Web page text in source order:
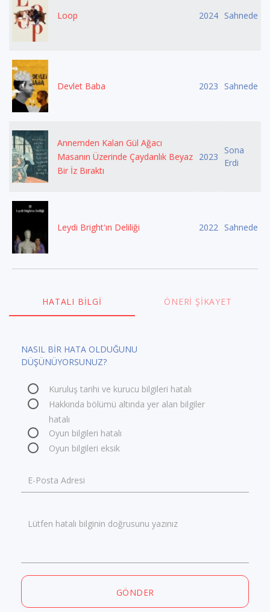
Loop 2024 Sahnede
Devlet Baba 2023 Sahnede
Annemden Kalan Gül Ağacı
Masanın Üzerinde Çaydanlık Beyaz
Bir İz Bıraktı
2023
Sona
Erdi
Leydi Bright'ın Deliliği 2022 Sahnede
HATALI BILGI ÖNERI ŞIKAYET
NASIL BİR HATA OLDUĞUNU
DÜŞÜNÜYORSUNUZ?
Kuruluş tarihi ve kurucu bilgileri hatalı
Hakkında bölümü altında yer alan bilgiler
hatalı
Oyun bilgileri hatalı
Oyun bilgileri eksik
E-Posta Adresi
Lütfen hatalı bilginin doğrusunu yazınız
GÖNDER